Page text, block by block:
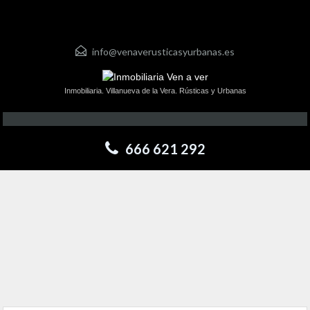
info@venaverusticasyurbanas.es
Inmobiliaria. Villanueva de la Vera. Rústicas y Urbanas
666 621 292